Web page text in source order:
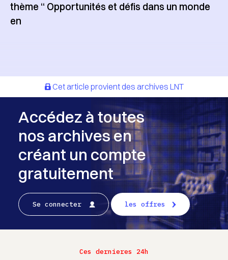
thème ‘‘ Opportunités et défis dans un monde
en
Cet article provient des archives LNT
Accédez à toutes
nos archives en
créant un compte
gratuitement
Se connecter les offres
Ces dernieres 24h